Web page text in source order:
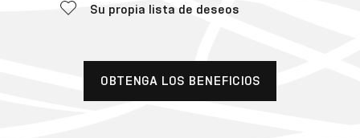
Su propia lista de deseos
OBTENGA LOS BENEFICIOS